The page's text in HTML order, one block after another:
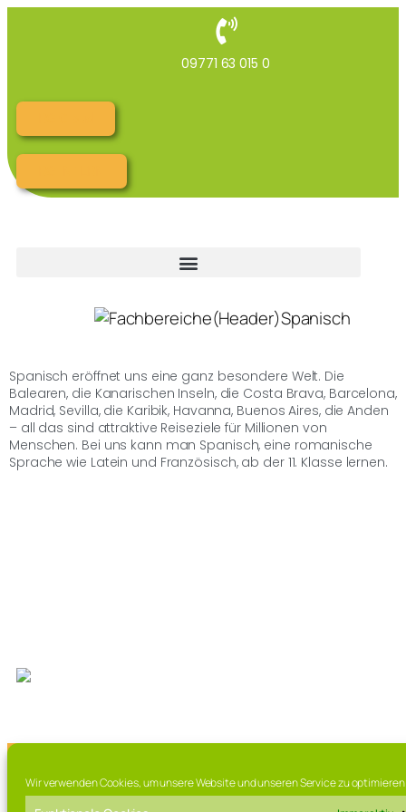
Wir verwenden Cookies, um unsere Website und unseren Service zu
09771 63 015 0
Spanisch eröffnet uns eine ganz besondere Welt. Die
Balearen, die Kanarischen Inseln, die Costa Brava, Barcelona,
Madrid, Sevilla, die Karibik, Havanna, Buenos Aires, die Anden
– all das sind attraktive Reiseziele für Millionen von
Menschen. Bei uns kann man Spanisch, eine romanische
Sprache wie Latein und Französisch, ab der 11. Klasse lernen.
Franz-Marschall Straße 7, 97616 Bad Neustadt a.d. Saale